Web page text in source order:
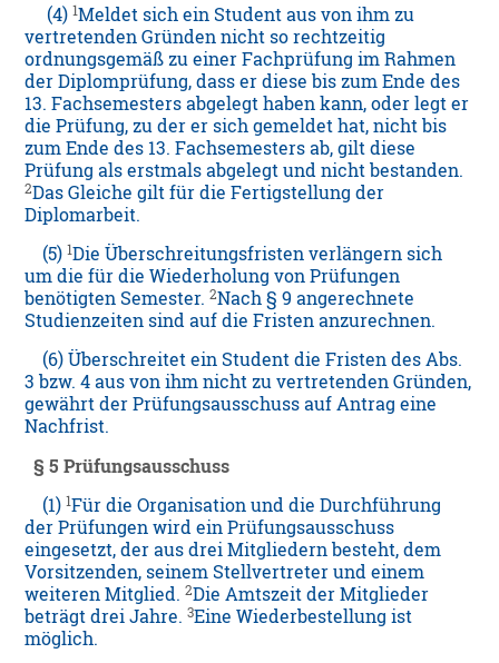
(4)1Meldet sich ein Student aus von ihm zu
vertretenden Gründen nicht so rechtzeitig
ordnungsgemäß zu einer Fachprüfung im Rahmen
der Diplomprüfung, dass er diese bis zum Ende des
13. Fachsemesters abgelegt haben kann, oder legt er
die Prüfung, zu der er sich gemeldet hat, nicht bis
zum Ende des 13. Fachsemesters ab, gilt diese
Prüfung als erstmals abgelegt und nicht bestanden.
2Das Gleiche gilt für die Fertigstellung der
Diplomarbeit.
(5)1Die Überschreitungsfristen verlängern sich
um die für die Wiederholung von Prüfungen
benötigten Semester.2Nach § 9 angerechnete
Studienzeiten sind auf die Fristen anzurechnen.
(6) Überschreitet ein Student die Fristen des Abs.
3 bzw. 4 aus von ihm nicht zu vertretenden Gründen,
gewährt der Prüfungsausschuss auf Antrag eine
Nachfrist.
§ 5 Prüfungsausschuss
(1)1Für die Organisation und die Durchführung
der Prüfungen wird ein Prüfungsausschuss
eingesetzt, der aus drei Mitgliedern besteht, dem
Vorsitzenden, seinem Stellvertreter und einem
weiteren Mitglied.2Die Amtszeit der Mitglieder
beträgt drei Jahre.3Eine Wiederbestellung ist
möglich.